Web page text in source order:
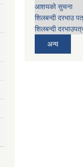
आशयको सुचना
शिलबन्दी दरभाउ
शिलबन्दी
अन्य